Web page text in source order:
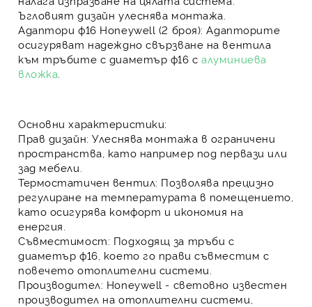
Ъгловият дизайн улеснява монтажа.
Адаптори ф16 Honeywell (2 броя): Адапторите
осигуряват надеждно свързване на вентила
към тръбите с диаметър ф16 салуминиева
вложка
Основни характеристики:
Прав дизайн: Улеснява монтажа в ограничени
пространства, като например под первази или
зад мебели.
Термостатичен вентил: Позволява прецизно
регулиране на температурата в помещението,
като осигурява комфорт и икономия на
енергия.
Съвместимост: Подходящ за тръби с
диаметър ф16, което го прави съвместим с
повечето отоплителни системи.
Производител: Honeywell - световно известен
производител на отоплителни системи,